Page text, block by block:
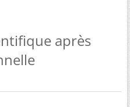
après